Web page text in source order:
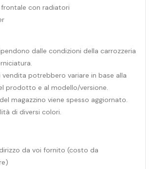
frontale con radiatori
dalle condizioni della carrozzeria
vendita potrebbero variare in base alla
prodotto e al modello/versione.
magazzino viene spesso aggiornato.
di diversi colori.
da voi fornito (costo da